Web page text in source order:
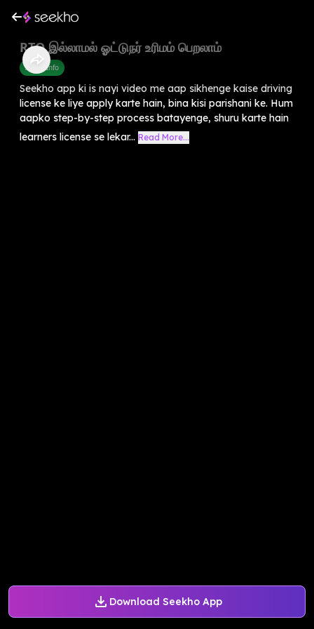
Download Seekho App
RTO இல்லாமல் ஓட்டுநர் உரிமம் பெறலாம்
Arasu Info
Seekho app ki is nayi video me aap sikhenge kaise driving
license ke liye apply karte hain, bina kisi parishani ke. Hum
aapko step-by-step process batayenge, shuru karte hain
learners license se lekar... Read More...